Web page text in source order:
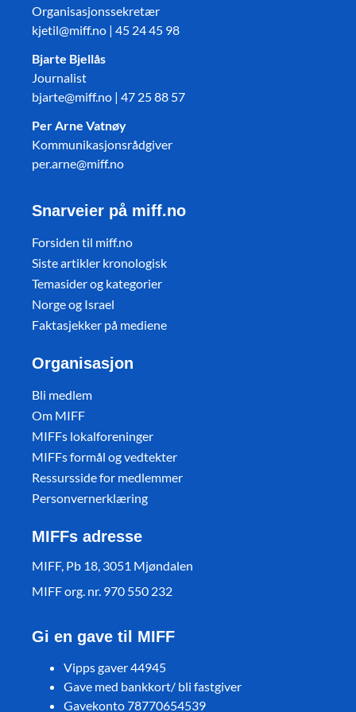
Organisasjonssekretær
kjetil@miff.no | 45 24 45 98
Bjarte Bjellås
Journalist
bjarte@miff.no | 47 25 88 57
Per Arne Vatnøy
Kommunikasjonsrådgiver
per.arne@miff.no
Snarveier på miff.no
Forsiden til miff.no
Siste artikler kronologisk
Temasider og kategorier
Norge og Israel
Faktasjekker på mediene
Organisasjon
Bli medlem
Om MIFF
MIFFs lokalforeninger
MIFFs formål og vedtekter
Ressursside for medlemmer
Personvernerklæring
MIFFs adresse
MIFF, Pb 18, 3051 Mjøndalen
MIFF org. nr. 970 550 232
Gi en gave til MIFF
Vipps gaver 44945
Gave med bankkort/ bli fastgiver
Gavekonto 78770654539